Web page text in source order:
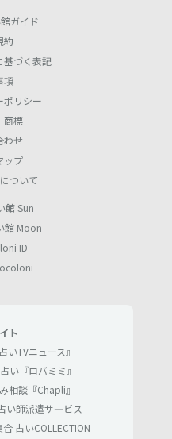
ガイド
約
基づく表記
項
ポリシー
商標
わせ
ップ
ついて
館 Sun
館 Moon
ID
ト
いTVニュース』
い『ロバミミ』
相談『Chapli』
い師派遣サ―ビス
占いCOLLECTION